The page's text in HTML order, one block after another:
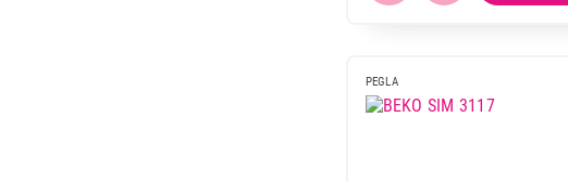
PEGLA